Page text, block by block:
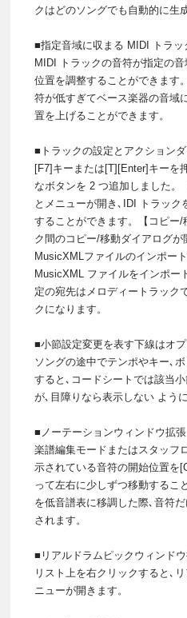
クはどのソングでも自動的に生
■指定音域に収まる MIDI トラッ
MIDI トラックの音符が指定の
位置を調整することができます
符が低すぎてベース楽器の音域
置を上げることができます。
■トラックの設定とアクション
[F7]キーまたは[T][Enter]キーを
なボタンを 2 つ追加しました。
とメニューが開き､IDI トラック
することができます。【コピー/
ク間のコピー/移動ダイアログが
MusicXMLファイルのインポー
MusicXML ファイルをインポー
定の宛先はメロディートラック
クになります。
■小節設定変更を表す下線はオ
ソングの途中でテンポやキー､
すると､コードシートでは該当
が､目障りなら表示しない よう
■ノーテーションウィンドウ拡張
楽譜編集モードまたはスタッフ
示されている音符の開始位置を
って左右に少しずつ移動するこ
を低音譜表に移調した際､音符
されます。
■リアルドラムピックウィンド
リスト上を右クリックすると､
ニューが開きます。